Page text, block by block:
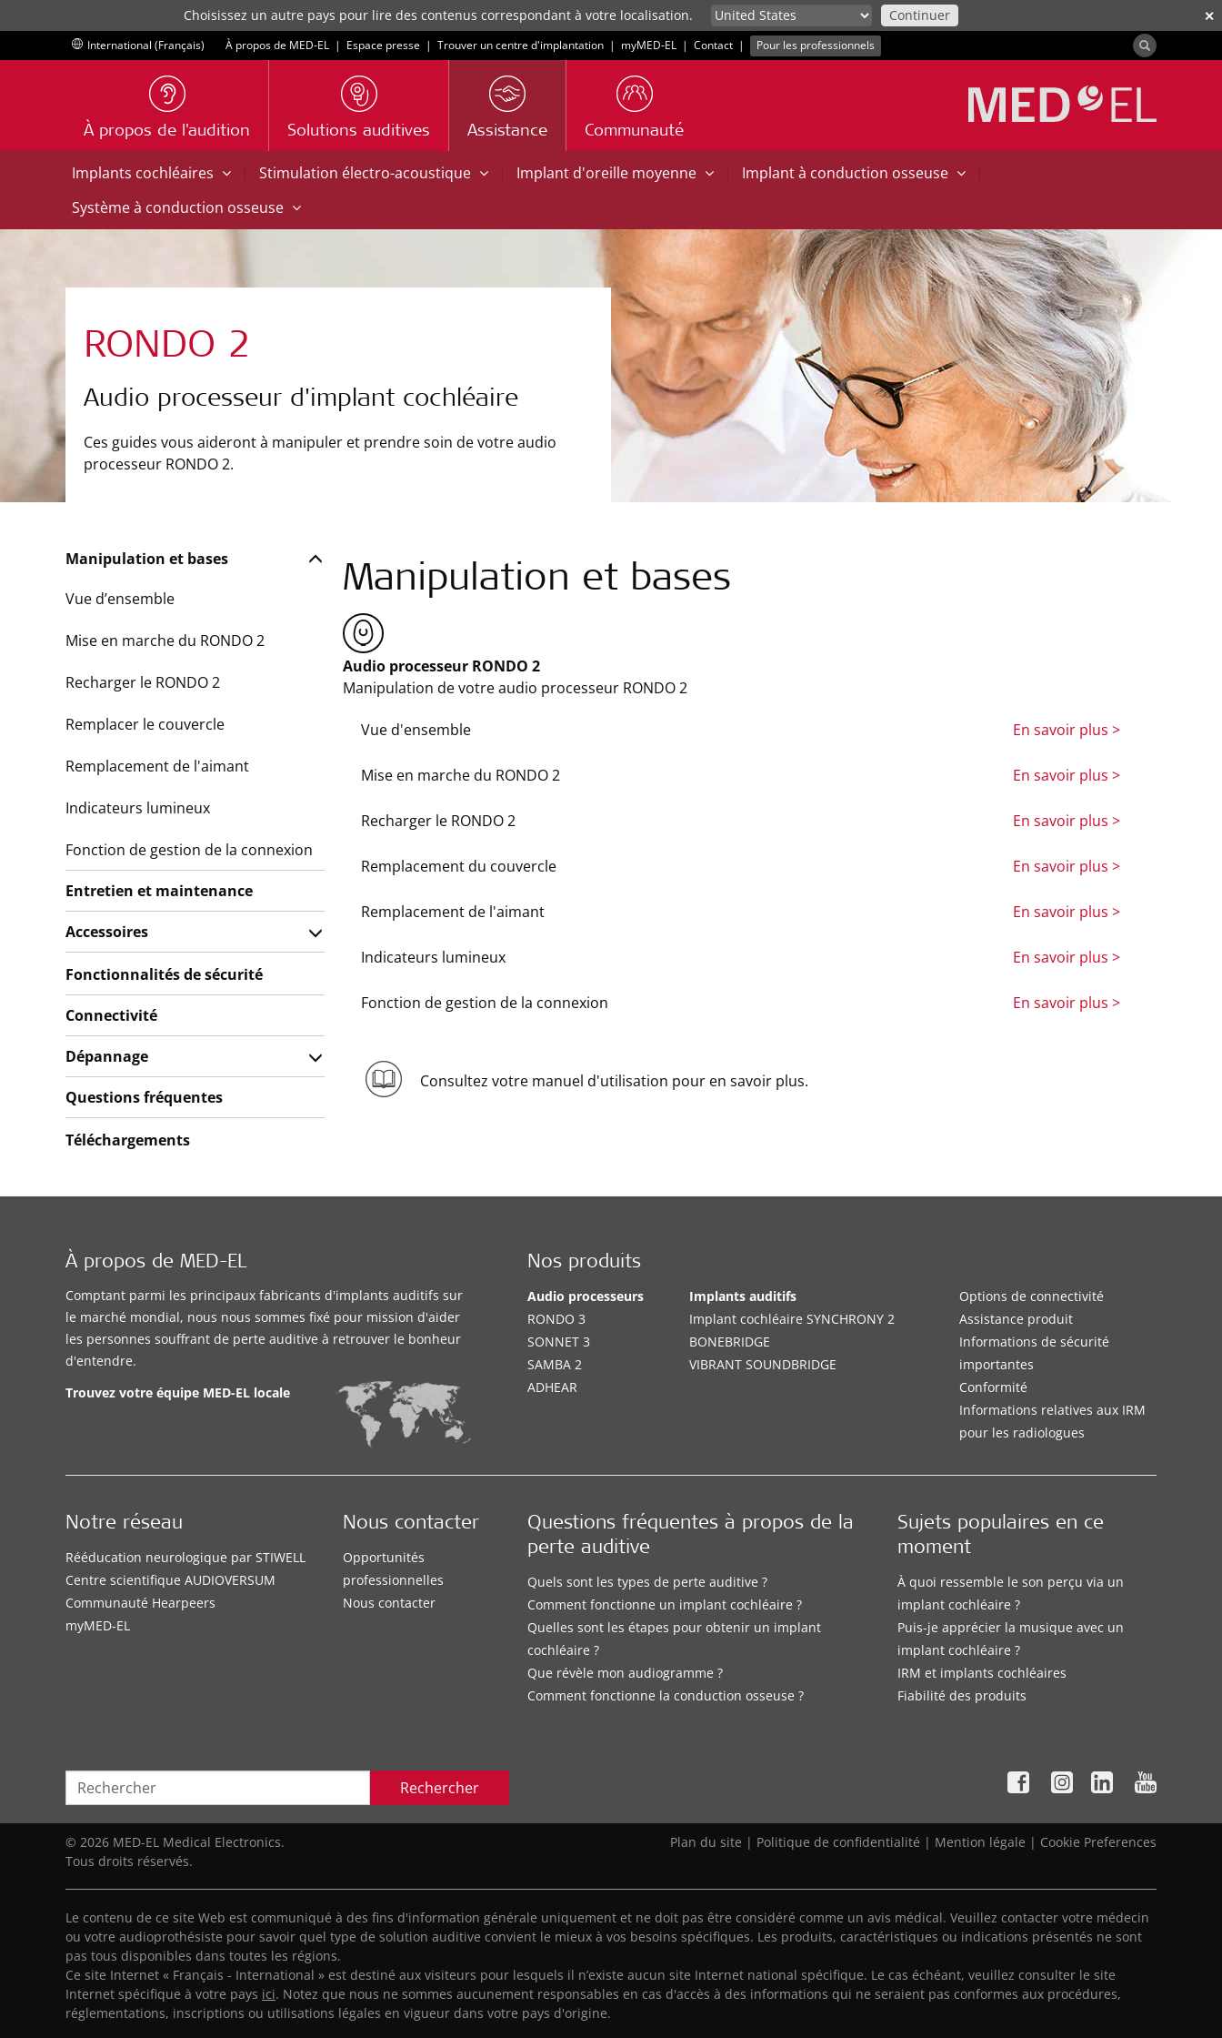
✕
Choisissez un autre pays pour lire des contenus correspondant à votre localisation. Continuer
International (Français) À propos de MED-EL | Espace presse | Trouver un centre d'implantation | myMED‑EL | Contact | Pour les professionnels
À propos de l'audition Solutions auditives Assistance Communauté
Implants cochléaires | Stimulation électro-acoustique | Implant d'oreille moyenne | Implant à conduction osseuse
|
Système à conduction osseuse
RONDO 2
Audio processeur d'implant cochléaire
Ces guides vous aideront à manipuler et prendre soin de votre audio
processeur RONDO 2.
Manipulation et bases
Audio processeur RONDO 2
Manipulation de votre audio processeur RONDO 2
Vue d'ensemble En savoir plus >
Mise en marche du RONDO 2 En savoir plus >
Recharger le RONDO 2 En savoir plus >
Remplacement du couvercle En savoir plus >
Remplacement de l'aimant En savoir plus >
Indicateurs lumineux En savoir plus >
Fonction de gestion de la connexion En savoir plus >
Consultez votre manuel d'utilisation pour en savoir plus.
Manipulation et bases
Vue d’ensemble
Mise en marche du RONDO 2
Recharger le RONDO 2
Remplacer le couvercle
Remplacement de l'aimant
Indicateurs lumineux
Fonction de gestion de la connexion
Entretien et maintenance
Accessoires
Fonctionnalités de sécurité
Connectivité
Dépannage
Questions fréquentes
Téléchargements
À propos de MED-EL
Comptant parmi les principaux fabricants d'implants auditifs sur
le marché mondial, nous nous sommes fixé pour mission d'aider
les personnes souffrant de perte auditive à retrouver le bonheur
d'entendre.
Trouvez votre équipe MED-EL locale
Nos produits
Audio processeurs
RONDO 3
SONNET 3
SAMBA 2
ADHEAR
Implants auditifs
Implant cochléaire SYNCHRONY 2
BONEBRIDGE
VIBRANT SOUNDBRIDGE
Options de connectivité
Assistance produit
Informations de sécurité
importantes
Conformité
Informations relatives aux IRM
pour les radiologues
Questions fréquentes à propos de la
perte auditive
Quels sont les types de perte auditive ?
Comment fonctionne un implant cochléaire ?
Quelles sont les étapes pour obtenir un implant
cochléaire ?
Que révèle mon audiogramme ?
Comment fonctionne la conduction osseuse ?
Sujets populaires en ce
moment
À quoi ressemble le son perçu via un
implant cochléaire ?
Puis-je apprécier la musique avec un
implant cochléaire ?
IRM et implants cochléaires
Fiabilité des produits
Notre réseau
Rééducation neurologique par STIWELL
Centre scientifique AUDIOVERSUM
Communauté Hearpeers
myMED‑EL
Nous contacter
Opportunités
professionnelles
Nous contacter
Rechercher
© 2026 MED-EL Medical Electronics.
Tous droits réservés.
Plan du site | Politique de confidentialité | Mention légale | Cookie Preferences
Le contenu de ce site Web est communiqué à des fins d'information générale uniquement et ne doit pas être considéré comme un avis médical. Veuillez contacter votre médecin
ou votre audioprothésiste pour savoir quel type de solution auditive convient le mieux à vos besoins spécifiques. Les produits, caractéristiques ou indications présentés ne sont
pas tous disponibles dans toutes les régions.
Ce site Internet « Français - International » est destiné aux visiteurs pour lesquels il n’existe aucun site Internet national spécifique. Le cas échéant, veuillez consulter le site
Internet spécifique à votre pays ici. Notez que nous ne sommes aucunement responsables en cas d'accès à des informations qui ne seraient pas conformes aux procédures,
réglementations, inscriptions ou utilisations légales en vigueur dans votre pays d'origine.